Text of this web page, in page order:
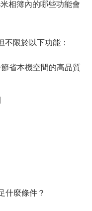
相簿內的哪些功能會
限於以下功能：
省本機空間的高品質
什麼條件？